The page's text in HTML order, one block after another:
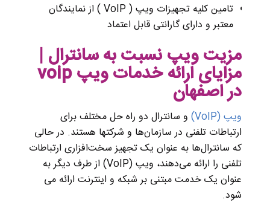
تامین کلیه تجهیزات ویپ ( VoIP ) از نمایندگان
معتبر و دارای گارانتی قابل اعتماد
مزیت ویپ نسبت به سانترال |
مزایای ارائه خدمات ویپ voip
در اصفهان
ویپ (VoIP)
و سانترال دو راه حل مختلف برای
ارتباطات تلفنی در سازمان‌ها و شرکتها هستند. در حالی
که سانترال‌ها به عنوان یک تجهیز سخت‌افزاری ارتباطات
تلفنی را ارائه می‌دهند، ویپ (VoIP) از طرف دیگر به
عنوان یک خدمت مبتنی بر شبکه و اینترنت ارائه می
شود.